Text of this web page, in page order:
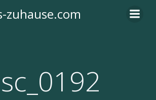
Inhalt
zuhause.com